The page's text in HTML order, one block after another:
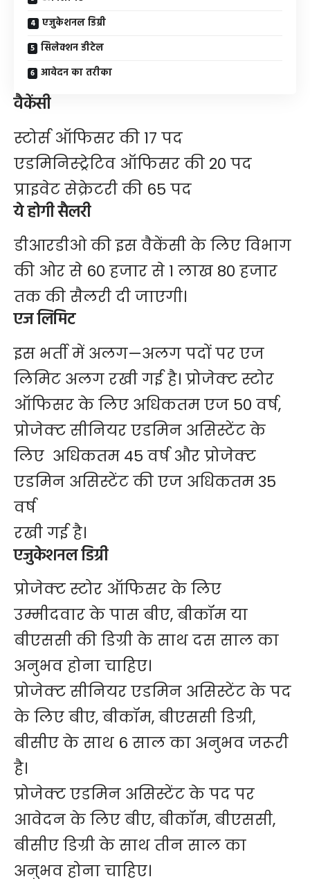
एजुकेशनल डिग्री
सिलेक्शन डीटेल
आवेदन का तरीका
वैकेंसी
स्टोर्स ऑफिसर की 17 पद
एडमिनिस्ट्रेटिव ऑफिसर की 20 पद
प्राइवेट सेक्रेटरी की 65 पद
ये होगी सैलरी
डीआरडीओ की इस वैकेंसी के लिए विभाग
की ओर से 60 हजार से 1 लाख 80 हजार
तक की सैलरी दी जाएगी।
एज लिमिट
इस भर्ती में अलग—अलग पदों पर एज
लिमिट अलग रखी गई है। प्रोजेक्ट स्टोर
ऑफिसर के​​ लिए अधिकतम एज 50 वर्ष,
प्रोजेक्ट सीनियर एडमिन असिस्टेंट के
लिए अधिकतम 45 वर्ष और प्रोजेक्ट
एडमिन असिस्टेंट की एज अधिकतम 35
वर्ष
रखी गई है।
एजुकेशनल डिग्री
प्रोजेक्ट स्टोर ऑफिसर के लिए
उम्मीदवार के पास बीए, बीकॉम या
बीएससी की डिग्री के साथ दस साल का
अनुभव होना चाहिए।
प्रोजेक्ट सीनियर एडमिन असिस्टेंट के पद
के लिए बीए, बीकॉम, बीएससी डिग्री,
बीसीए के साथ 6 साल का अनुभव जरूरी
है।
प्रोजेक्ट एडमिन असिस्टेंट के पद पर
आवेदन के लिए बीए, बीकॉम, बीएससी,
बीसीए डिग्री के साथ तीन साल का
अनुभव होना चाहिए।